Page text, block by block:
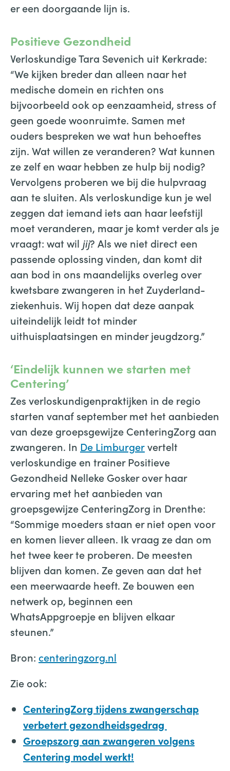
er een doorgaande lijn is.
Positieve Gezondheid
Verloskundige Tara Sevenich uit Kerkrade:
“We kijken breder dan alleen naar het
medische domein en richten ons
bijvoorbeeld ook op eenzaamheid, stress of
geen goede woonruimte. Samen met
ouders bespreken we wat hun behoeftes
zijn. Wat willen ze veranderen? Wat kunnen
ze zelf en waar hebben ze hulp bij nodig?
Vervolgens proberen we bij die hulpvraag
aan te sluiten. Als verloskundige kun je wel
zeggen dat iemand iets aan haar leefstijl
moet veranderen, maar je komt verder als je
vraagt: wat wil jij? Als we niet direct een
passende oplossing vinden, dan komt dit
aan bod in ons maandelijks overleg over
kwetsbare zwangeren in het Zuyderland-
ziekenhuis. Wij hopen dat deze aanpak
uiteindelijk leidt tot minder
uithuisplaatsingen en minder jeugdzorg.”
‘Eindelijk kunnen we starten met
Centering’
Zes verloskundigenpraktijken in de regio
starten vanaf september met het aanbieden
van deze groepsgewijze CenteringZorg aan
zwangeren. In De Limburgervertelt
verloskundige en trainer Positieve
Gezondheid Nelleke Gosker over haar
ervaring met het aanbieden van
groepsgewijze CenteringZorg in Drenthe:
“Sommige moeders staan er niet open voor
en komen liever alleen. Ik vraag ze dan om
het twee keer te proberen. De meesten
blijven dan komen. Ze geven aan dat het
een meerwaarde heeft. Ze bouwen een
netwerk op, beginnen een
WhatsAppgroepje en blijven elkaar
steunen.”
Bron: centeringzorg.nl
Zie ook:
CenteringZorg tijdens zwangerschap
verbetert gezondheidsgedrag
Groepszorg aan zwangeren volgens
Centering model werkt!